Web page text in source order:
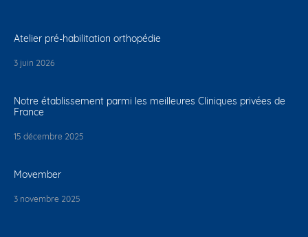
Atelier pré-habilitation orthopédie
3 juin 2026
Notre établissement parmi les meilleures Cliniques privées de
France
15 décembre 2025
Movember
3 novembre 2025